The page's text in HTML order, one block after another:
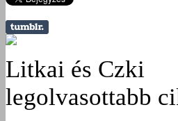
Litkai és Czki
legolvasottabb